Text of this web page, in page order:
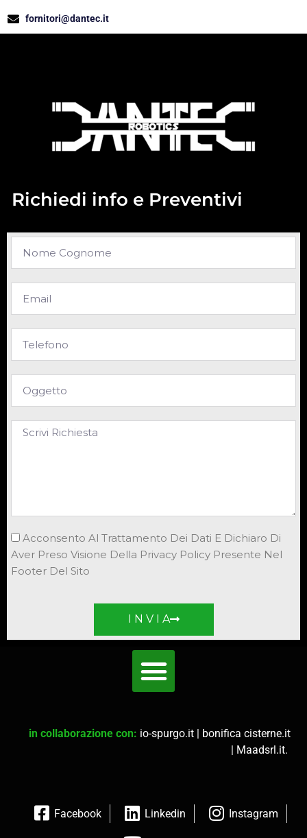
fornitori@dantec.it
Richiedi info e Preventivi
Acconsento Al Trattamento Dei Dati E Dichiaro Di
Aver Preso Visione Della Privacy Policy Presente Nel
Footer Del Sito
I N V I A
in collaborazione con: io-spurgo.it | bonifica cisterne.it
| Maadsrl.it.
Facebook Linkedin Instagram